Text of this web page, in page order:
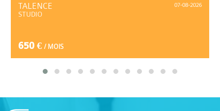
07-08-2026
TALENCE
STUDIO
650 € / MOIS